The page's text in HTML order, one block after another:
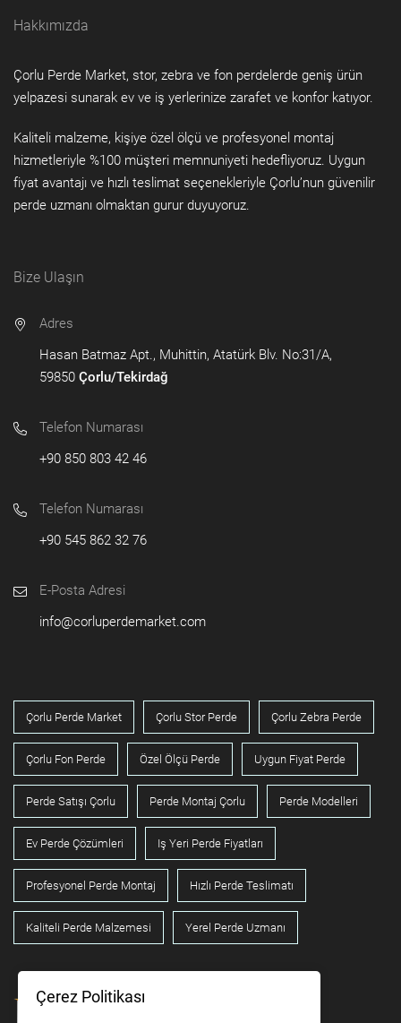
Hakkımızda
Çorlu Perde Market, stor, zebra ve fon perdelerde geniş ürün
yelpazesi sunarak ev ve iş yerlerinize zarafet ve konfor katıyor.
Kaliteli malzeme, kişiye özel ölçü ve profesyonel montaj
hizmetleriyle %100 müşteri memnuniyeti hedefliyoruz. Uygun
fiyat avantajı ve hızlı teslimat seçenekleriyle Çorlu’nun güvenilir
perde uzmanı olmaktan gurur duyuyoruz.
Bize Ulaşın
Adres
Hasan Batmaz Apt., Muhittin, Atatürk Blv. No:31/A,
59850 Çorlu/Tekirdağ
Telefon Numarası
+90 850 803 42 46
Telefon Numarası
+90 545 862 32 76
E-Posta Adresi
info@corluperdemarket.com
Çorlu Perde Market Çorlu Stor Perde Çorlu Zebra Perde
Çorlu Fon Perde Özel Ölçü Perde Uygun Fiyat Perde
Perde Satışı Çorlu Perde Montaj Çorlu Perde Modelleri
Ev Perde Çözümleri Iş Yeri Perde Fiyatları
Profesyonel Perde Montaj Hızlı Perde Teslimatı
Kaliteli Perde Malzemesi Yerel Perde Uzmanı
Çerez Politikası